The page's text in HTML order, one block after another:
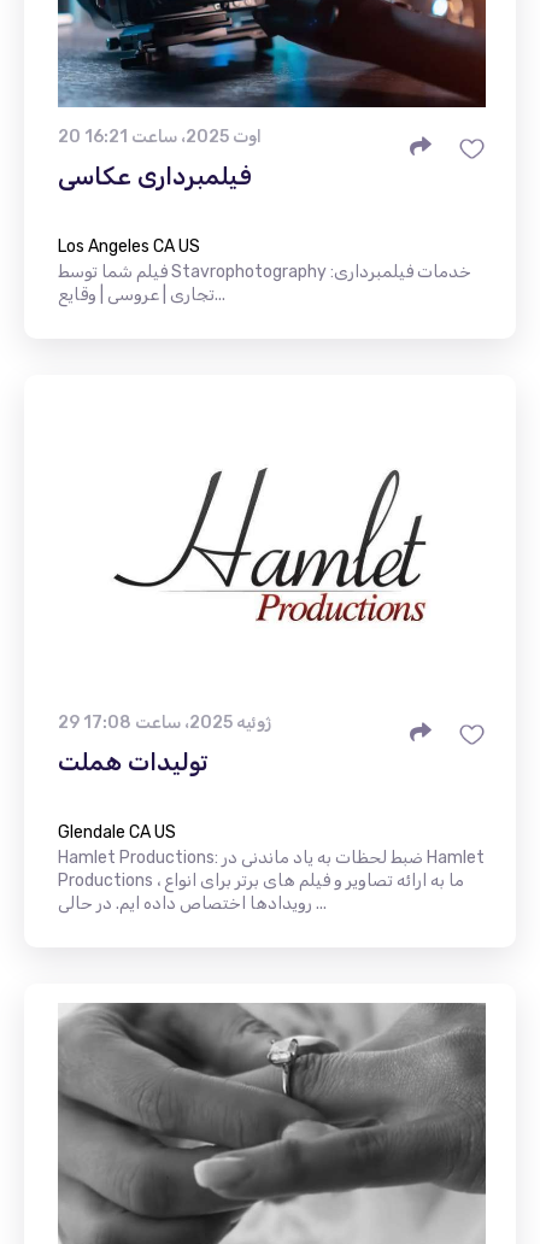
20 اوت 2025، ساعت 16:21
فیلمبرداری عکاسی
Los Angeles CA US
فیلم شما توسط Stavrophotography خدمات فیلمبرداری:
تجاری | عروسی | وقایع...
29 ژوئیه 2025، ساعت 17:08
تولیدات هملت
Glendale CA US
Hamlet Productions: ضبط لحظات به یاد ماندنی در Hamlet
Productions ، ما به ارائه تصاویر و فیلم های برتر برای انواع
رویدادها اختصاص داده ایم. در حالی ...